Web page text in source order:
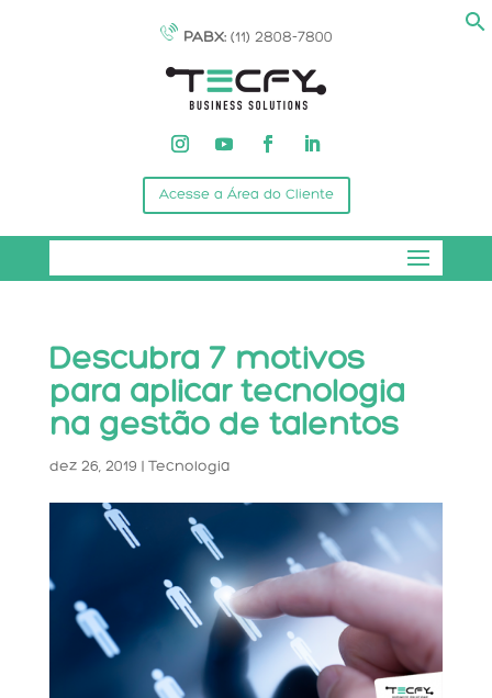
PABX: (11) 2808-7800
Acesse a Área do Cliente
Descubra 7 motivos
para aplicar tecnologia
na gestão de talentos
dez 26, 2019 | Tecnologia